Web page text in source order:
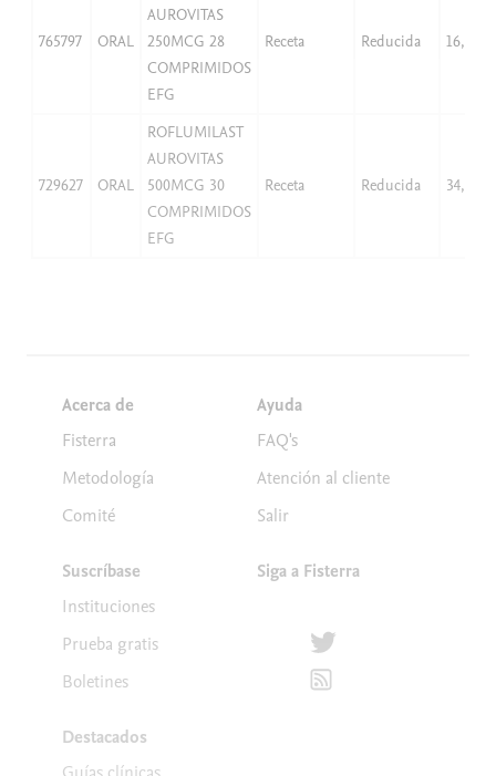
765797 ORAL
AUROVITAS
250MCG 28
COMPRIMIDOS
EFG
Receta Reducida 16,19
729627 ORAL
ROFLUMILAST
AUROVITAS
500MCG 30
COMPRIMIDOS
EFG
Receta Reducida 34,69
Acerca de
Fisterra
Metodología
Comité
Suscríbase
Instituciones
Prueba gratis
Boletines
Destacados
Ayuda
FAQ's
Atención al cliente
Salir
Siga a Fisterra
Síguenos en Twitter
Suscríbete para recibir